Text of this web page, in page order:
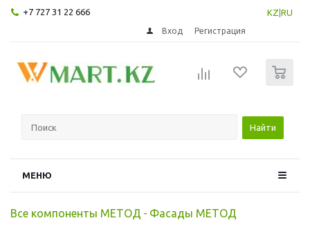
+7 727 31 22 666 KZ RU
Вход Регистрация
Найти
МЕНЮ
Все компоненты МЕТОД - Фасады МЕТОД